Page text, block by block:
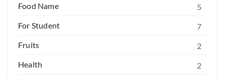
Food Name
5
For Student
7
Fruits
2
Health
2